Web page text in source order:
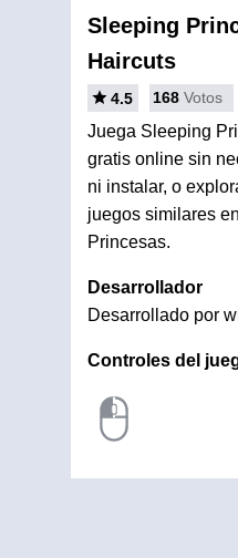
Sleeping
Haircuts
4.5 168 Votos
Juega Sleeping
gratis online sin
ni instalar, o
juegos similares
Princesas.
Desarrollador
Desarrollado por
Controles del